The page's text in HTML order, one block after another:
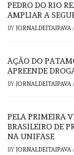
PEDRO DO RIO
AMPLIAR A
BY JORNALDEITAIPAVA
AÇÃO DO
APREENDE
BY JORNALDEITAIPAVA
PELA PRIMEIRA
BRASILEIRO DE
NA UNIFASE
BY JORNALDEITAIPAVA